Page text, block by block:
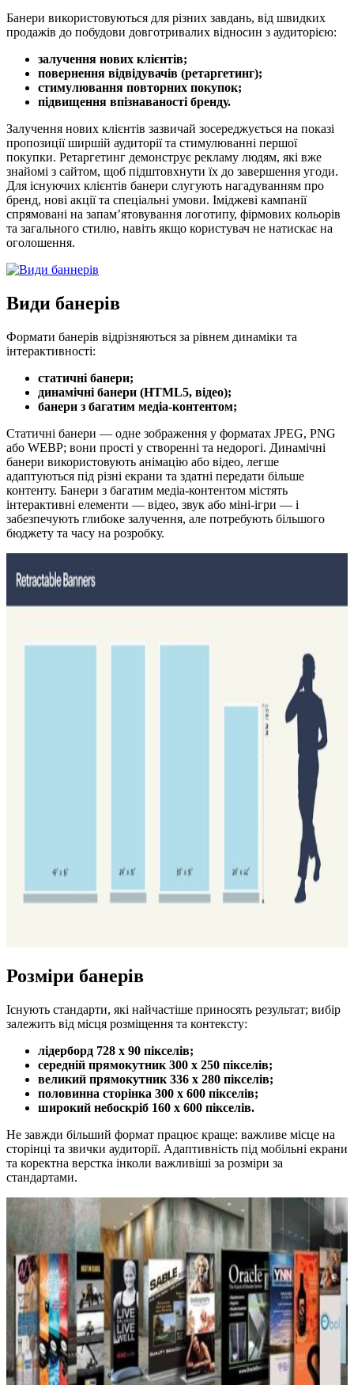
Банери використовуються для різних завдань, від швидких
продажів до побудови довготривалих відносин з аудиторією:
залучення нових клієнтів;
повернення відвідувачів (ретаргетинг);
стимулювання повторних покупок;
підвищення впізнаваності бренду.
Залучення нових клієнтів зазвичай зосереджується на показі
пропозиції ширшій аудиторії та стимулюванні першої
покупки. Ретаргетинг демонструє рекламу людям, які вже
знайомі з сайтом, щоб підштовхнути їх до завершення угоди.
Для існуючих клієнтів банери слугують нагадуванням про
бренд, нові акції та спеціальні умови. Іміджеві кампанії
спрямовані на запам’ятовування логотипу, фірмових кольорів
та загального стилю, навіть якщо користувач не натискає на
оголошення.
Види банерів
Формати банерів відрізняються за рівнем динаміки та
інтерактивності:
статичні банери;
динамічні банери (HTML5, відео);
банери з багатим медіа‑контентом;
Статичні банери — одне зображення у форматах JPEG, PNG
або WEBP; вони прості у створенні та недорогі. Динамічні
банери використовують анімацію або відео, легше
адаптуються під різні екрани та здатні передати більше
контенту. Банери з багатим медіа‑контентом містять
інтерактивні елементи — відео, звук або міні‑ігри — і
забезпечують глибоке залучення, але потребують більшого
бюджету та часу на розробку.
Розміри банерів
Існують стандарти, які найчастіше приносять результат; вибір
залежить від місця розміщення та контексту:
лідерборд 728 х 90 пікселів;
середній прямокутник 300 х 250 пікселів;
великий прямокутник 336 х 280 пікселів;
половинна сторінка 300 х 600 пікселів;
широкий небоскріб 160 х 600 пікселів.
Не завжди більший формат працює краще: важливе місце на
сторінці та звички аудиторії. Адаптивність під мобільні екрани
та коректна верстка інколи важливіші за розміри за
стандартами.